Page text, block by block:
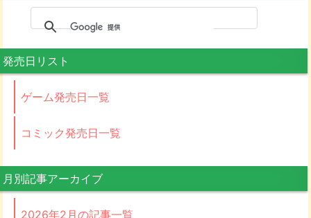
発売日リスト
ゲーム発売日一覧
コミック発売日一覧
月別記事アーカイブ
2026年2月の記事一覧